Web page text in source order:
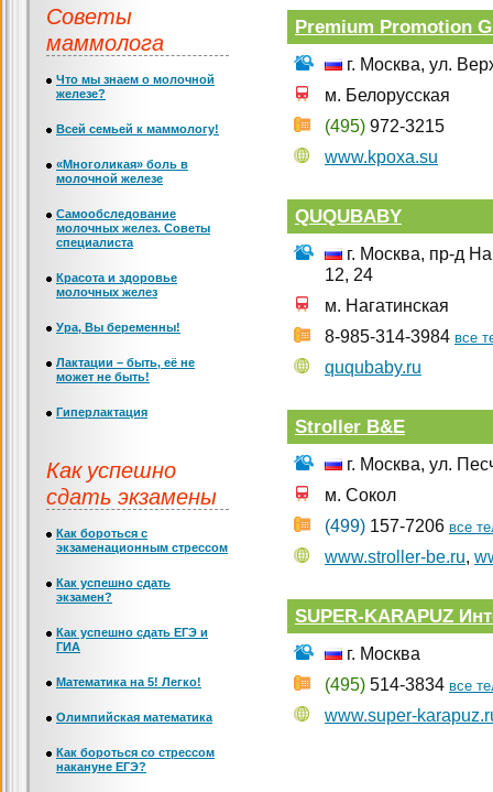
Premium Promotion
г. Москва, ул.
м. Белорусская
(495) 972-3215
www.kpoxa.su
QUQUBABY
г. Москва, пр-д
12, 24
м. Нагатинская
8-985-314-3984 все
ququbaby.ru
Stroller B&E
г. Москва, ул.
м. Сокол
(499) 157-7206 все
www.stroller-be.ru,
SUPER-KARAPUZ
г. Москва
(495) 514-3834 все
www.super-
Советы
маммолога
Что мы знаем о молочной
железе?
Всей семьей к маммологу!
«Многоликая» боль в
молочной железе
Самообследование
молочных желез. Советы
специалиста
Красота и здоровье
молочных желез
Ура, Вы беременны!
Лактации – быть, её не
может не быть!
Гиперлактация
Как успешно
сдать экзамены
Как бороться с
экзаменационным стрессом
Как успешно сдать
экзамен?
Как успешно сдать ЕГЭ и
ГИА
Математика на 5! Легко!
Олимпийская математика
Как бороться со стрессом
накануне ЕГЭ?